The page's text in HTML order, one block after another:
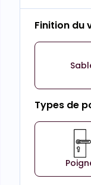
Finition du
Types de